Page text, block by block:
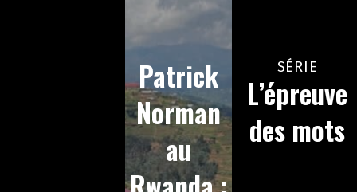
Patrick
Norman
au
SÉRIE
L’épreuve
des mots